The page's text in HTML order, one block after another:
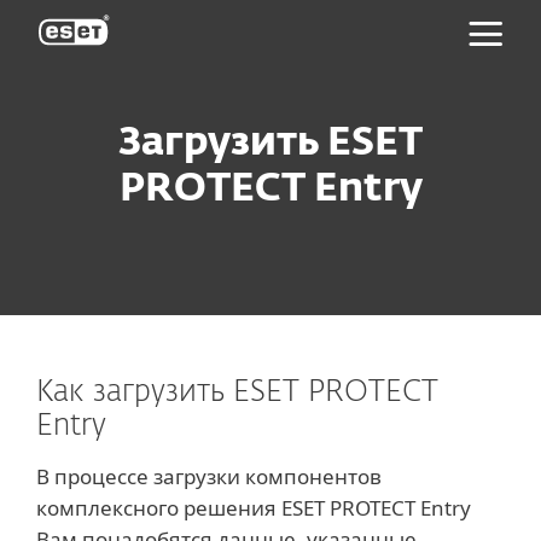
Загрузить ESET
PROTECT Entry
Как загрузить ESET PROTECT
Entry
В процессе загрузки компонентов
комплексного решения ESET PROTECT Entry
ESET